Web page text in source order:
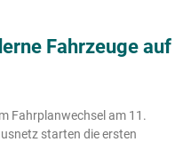
Fahrzeuge auf
Fahrplanwechsel am 11.
starten die ersten